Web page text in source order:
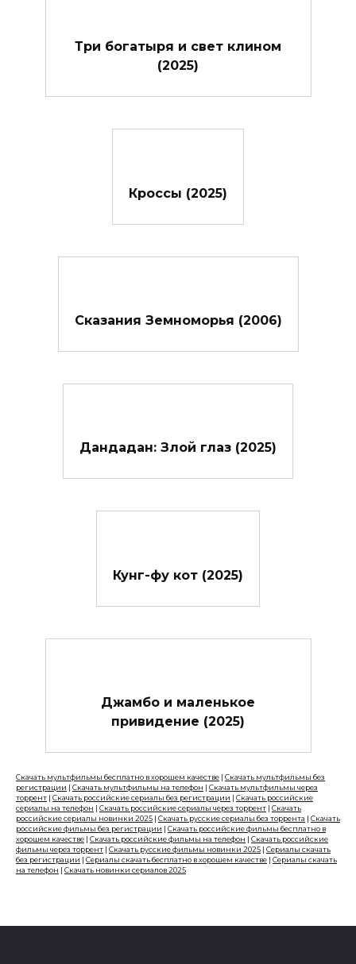
Три богатыря и свет клином
(2025)
Кроссы (2025)
Сказания Земноморья (2006)
Дандадан: Злой глаз (2025)
Кунг-фу кот (2025)
Джамбо и маленькое
привидение (2025)
Скачать мультфильмы бесплатно в хорошем качестве | Скачать мультфильмы без
регистрации | Скачать мультфильмы на телефон | Скачать мультфильмы через
торрент | Скачать российские сериалы без регистрации | Скачать российские
сериалы на телефон | Скачать российские сериалы через торрент | Скачать
российские сериалы новинки 2025 | Скачать русские сериалы без торрента | Скачать
российские фильмы без регистрации | Скачать российские фильмы бесплатно в
хорошем качестве | Скачать российские фильмы на телефон | Скачать российские
фильмы через торрент | Скачать русские фильмы новинки 2025 | Сериалы скачать
без регистрации | Сериалы скачать бесплатно в хорошем качестве | Сериалы скачать
на телефон | Скачать новинки сериалов 2025